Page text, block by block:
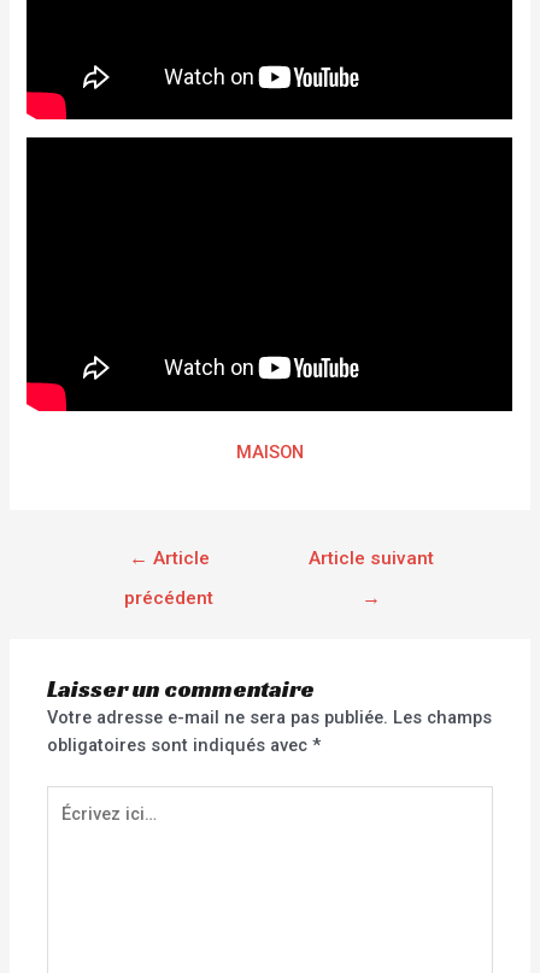
MAISON
← Article
précédent
Article suivant
→
Laisser un commentaire
Votre adresse e-mail ne sera pas publiée. Les champs
obligatoires sont indiqués avec*
Écrivez
ici…